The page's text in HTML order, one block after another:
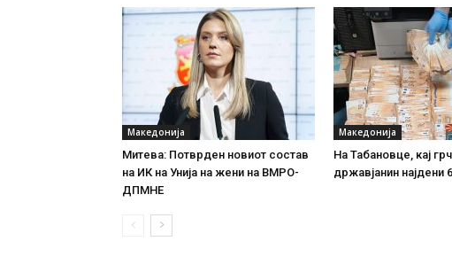
Македонија
Митева: Потврден новиот состав
на ИК на Унија на жени на ВМРО-
ДПМНЕ
Македонија
На Табановце, кај
државјанин најдени